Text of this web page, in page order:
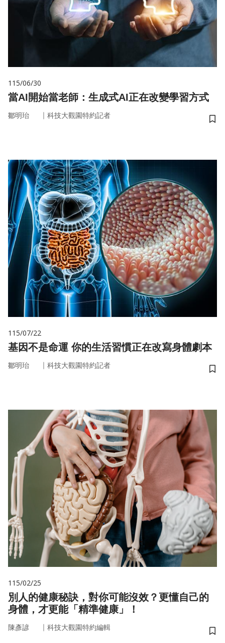
115/06/30
當AI開始當老師：生成式AI正在改變學習方式
鄒明珆 ｜ 科技大觀園特約記者
儲
115/07/22
基因不是命運 你的生活習慣正在改寫身體劇本
鄒明珆 ｜ 科技大觀園特約記者
儲
115/02/25
別人的健康秘訣，對你可能沒效？更懂自己的
身體，才更能「精準健康」！
陳彥諺 ｜ 科技大觀園特約編輯
儲